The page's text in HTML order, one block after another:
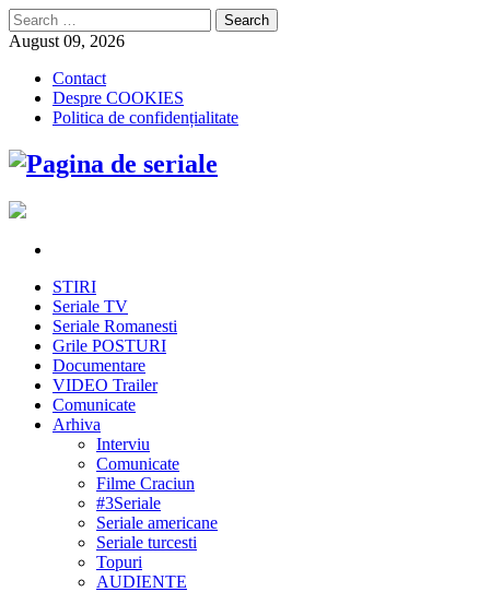
Search
for:
August 09, 2026
Contact
Despre COOKIES
Politica de confidențialitate
STIRI
Seriale TV
Seriale Romanesti
Grile POSTURI
Documentare
VIDEO Trailer
Comunicate
Arhiva
Interviu
Comunicate
Filme Craciun
#3Seriale
Seriale americane
Seriale turcesti
Topuri
AUDIENTE